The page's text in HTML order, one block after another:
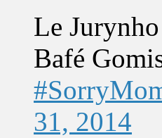
Le
Bafé
31, 2014